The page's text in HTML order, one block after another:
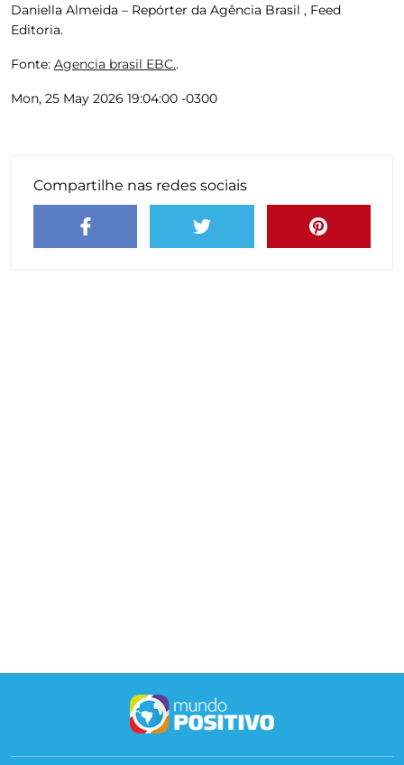
Daniella Almeida – Repórter da Agência Brasil , Feed
Editoria.
Fonte: Agencia brasil EBC..
Mon, 25 May 2026 19:04:00 -0300
Compartilhe nas redes sociais